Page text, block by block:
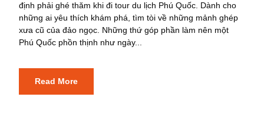
định phải ghé thăm khi đi tour du lịch Phú Quốc. Dành cho
những ai yêu thích khám phá, tìm tòi về những mảnh ghép
xưa cũ của đảo ngọc. Những thứ góp phần làm nên một
Phú Quốc phồn thịnh như ngày...
Read More